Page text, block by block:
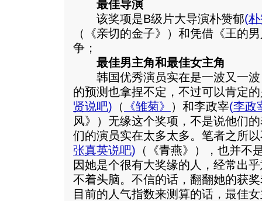
最佳导演
该奖项是B级片大导演朴赞郁(
（《亲切的金子》）和凭借《王的
争；
最佳男主角和最佳女主角
韩国优秀演员实在是一波又一波
的预测也拿捏不定，不过可以肯定
贤说吧) （ 《雏菊》 ）和李政宰(李政
风》）无缘这个奖项，不是说他们
们的演员实在太多太多。笔者之所
张真英说吧) （《青燕》），也并不
因她是个很有大奖缘的人，经常出
不着头脑。不信的话，翻翻她的获
目前的人气指数来测算的话，最佳